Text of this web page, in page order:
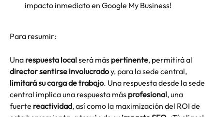
impacto inmediato en Google My Business!
Para resumir:
Una respuesta local será más pertinente, permitirá al
director sentirse involucrado y, para la sede central,
limitará su carga de trabajo. Una respuesta desde la sede
central implica una respuesta más profesional, una
fuerte reactividad, así como la maximización del ROI de